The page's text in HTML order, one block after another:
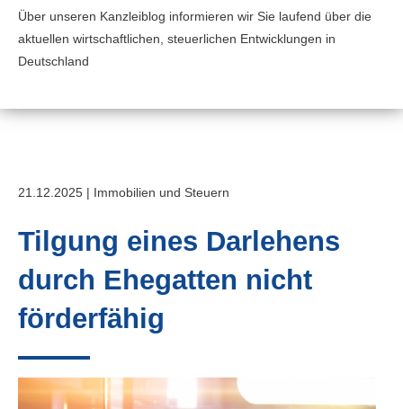
Über unseren Kanzleiblog informieren wir Sie laufend über die
aktuellen wirtschaftlichen, steuerlichen Entwicklungen in
Deutschland
21.12.2025 | Immobilien und Steuern
Tilgung eines Darlehens
durch Ehegatten nicht
förderfähig